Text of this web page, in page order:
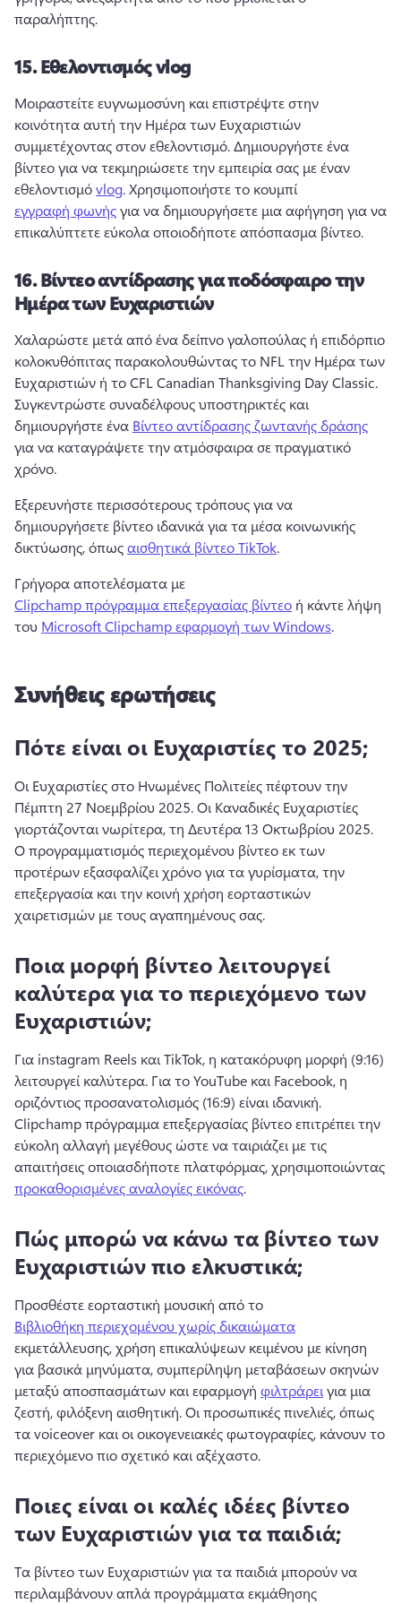
παραλήπτης.
15.Εθελοντισμός vlog
Μοιραστείτε ευγνωμοσύνη και επιστρέψτε στην
κοινότητα αυτή την Ημέρα των Ευχαριστιών
συμμετέχοντας στον εθελοντισμό. Δημιουργήστε ένα
βίντεο για να τεκμηριώσετε την εμπειρία σας με έναν
εθελοντισμό vlog. Χρησιμοποιήστε το κουμπί
εγγραφή φωνής για να δημιουργήσετε μια αφήγηση για να
επικαλύπτετε εύκολα οποιοδήποτε απόσπασμα βίντεο.
16.Βίντεο αντίδρασης για ποδόσφαιρο την
Ημέρα των Ευχαριστιών
Χαλαρώστε μετά από ένα δείπνο γαλοπούλας ή επιδόρπιο
κολοκυθόπιτας παρακολουθώντας το NFL την Ημέρα των
Συγκεντρώστε συναδέλφους υποστηρικτές και
δημιουργήστε ένα Βίντεο αντίδρασης ζωντανής δράσης
για να καταγράψετε την ατμόσφαιρα σε πραγματικό
χρόνο.
Εξερευνήστε περισσότερους τρόπους για να
δημιουργήσετε βίντεο ιδανικά για τα μέσα κοινωνικής
δικτύωσης, όπως αισθητικά βίντεο TikTok.
Γρήγορα αποτελέσματα με
Clipchamp πρόγραμμα επεξεργασίας βίντεο ή κάντε λήψη
του Microsoft Clipchamp εφαρμογή των Windows.
Συνήθεις ερωτήσεις
Πότε είναι οι Ευχαριστίες το 2025;
Οι Ευχαριστίες στο Ηνωμένες Πολιτείες πέφτουν την
Πέμπτη 27 Νοεμβρίου 2025. Οι Καναδικές Ευχαριστίες
Ο προγραμματισμός περιεχομένου βίντεο εκ των
προτέρων εξασφαλίζει χρόνο για τα γυρίσματα, την
επεξεργασία και την κοινή χρήση εορταστικών
χαιρετισμών με τους αγαπημένους σας.
Ποια μορφή βίντεο λειτουργεί
καλύτερα για το περιεχόμενο των
Ευχαριστιών;
Για instagram Reels και TikTok, η κατακόρυφη μορφή (9:16)
λειτουργεί καλύτερα. Για το YouTube και Facebook, η
Clipchamp πρόγραμμα επεξεργασίας βίντεο επιτρέπει την
εύκολη αλλαγή μεγέθους ώστε να ταιριάζει με τις
προκαθορισμένες αναλογίες εικόνας.
Πώς μπορώ να κάνω τα βίντεο των
Ευχαριστιών πιο ελκυστικά;
Προσθέστε εορταστική μουσική από το
Βιβλιοθήκη περιεχομένου χωρίς δικαιώματα
εκμετάλλευσης, χρήση επικαλύψεων κειμένου με κίνηση
για βασικά μηνύματα, συμπερίληψη μεταβάσεων σκηνών
μεταξύ αποσπασμάτων και εφαρμογή φιλτράρει για μια
ζεστή, φιλόξενη αισθητική. Οι προσωπικές πινελιές, όπως
τα voiceover και οι οικογενειακές φωτογραφίες, κάνουν το
περιεχόμενο πιο σχετικό και αξέχαστο.
Ποιες είναι οι καλές ιδέες βίντεο
των Ευχαριστιών για τα παιδιά;
Τα βίντεο των Ευχαριστιών για τα παιδιά μπορούν να
περιλαμβάνουν απλά προγράμματα εκμάθησης